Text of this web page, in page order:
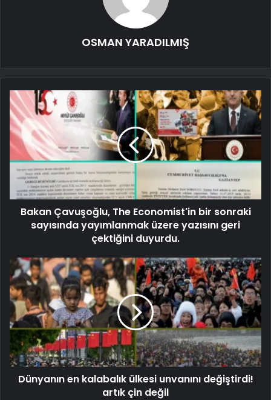
OSMAN YARADILMIŞ
Bakan Çavuşoğlu, The Economist'in bir sonraki
sayısında yayımlanmak üzere yazısını geri
çektiğini duyurdu.
Dünyanın en kalabalık ülkesi unvanını değiştirdi!
artık çin değil